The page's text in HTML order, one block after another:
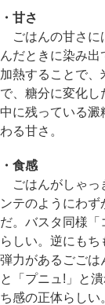
・甘さ
ごはんの甘さに
んだときに染み
加熱することで
で、糖分に変化
中に残っている
わる甘さ。
・食感
ごはんがしゃっ
ンテのようにわず
だ。バスタ同様
らしい。逆にも
弾力があるごごは
と「プニュ!」と
ち感の正体らしい